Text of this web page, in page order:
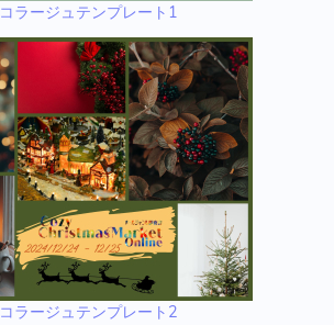
コラージュテンプレート1
コラージュテンプレート2